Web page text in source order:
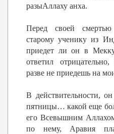
разыАллаху анха.
Перед своей
старому ученику из
приедет ли он в
ответил
разве не приедешь на
В действительности,
пятницы… какой еще
его Всевышним
по нему, Аравия